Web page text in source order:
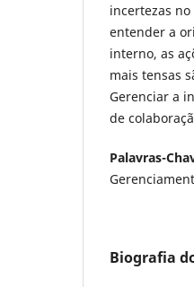
incertezas
entender a
interno, as
mais tensas
Gerenciar a
de
Palavras-
Biografia